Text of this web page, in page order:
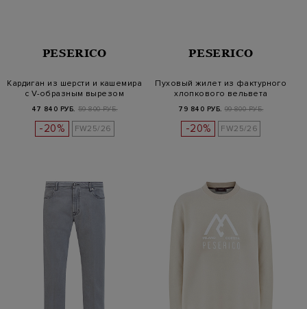
PESERICO
Кардиган из шерсти и кашемира
с V-образным вырезом
47 840 РУБ. 59 800 РУБ.
-20% FW25/26
PESERICO
Пуховый жилет из фактурного
хлопкового вельвета
79 840 РУБ. 99 800 РУБ.
-20% FW25/26